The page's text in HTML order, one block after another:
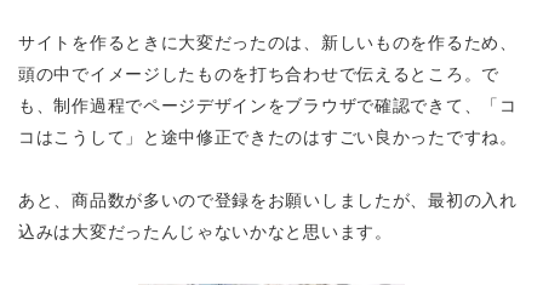
サイトを作るときに大変だったのは、新しいものを作るため、
頭の中でイメージしたものを打ち合わせで伝えるところ。で
も、制作過程でページデザインをブラウザで確認できて、「コ
コはこうして」と途中修正できたのはすごい良かったですね。
あと、商品数が多いので登録をお願いしましたが、最初の入れ
込みは大変だったんじゃないかなと思います。